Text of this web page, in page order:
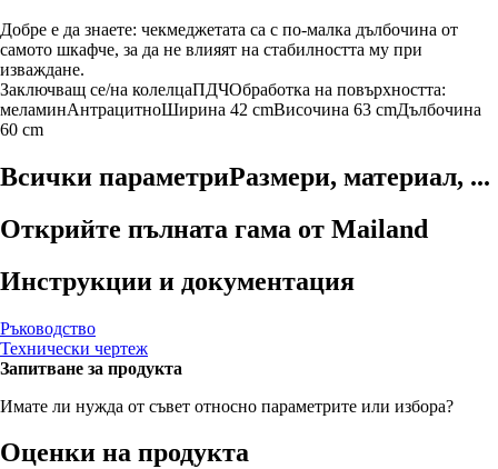
Добре е да знаете: чекмеджетата са с по-малка дълбочина от
самото шкафче, за да не влияят на стабилността му при
изваждане.
Заключващ се/на колелцаПДЧOбработка на повърхността:
меламинАнтрацитноШирина 42 cmВисочина 63 cmДълбочина
60 cm
Всички параметриРазмери, материал, ...
Открийте пълната гама от Mailand
Инструкции и документация
Ръководство
Технически чертеж
Запитване за продукта
Имате ли нужда от съвет относно параметрите или избора?
Оценки на продукта